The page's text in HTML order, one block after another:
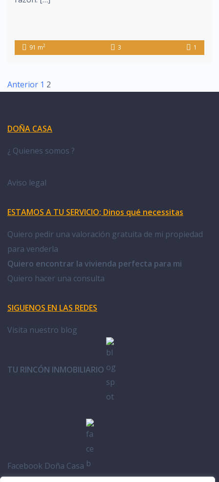
91 m2 3 1
Anterior 1 2
DOÑA CASA
¿ Quienes somos ?
Aviso legal
ESTAMOS A TU SERVICIO; Dinos qué necessitas
Quiero pedir una valoración gratuita de mi propiedad
para venderla
Quiero encontrar la vivienda perfecta para mi
Quiero hacer una consulta
SIGUENOS EN LAS REDES
Visita nuestro blog
TU RINCÓN INMOBILIARIO
Facebook Doña Casa